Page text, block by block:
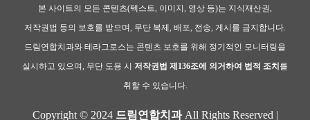
본 사이트의 모든 콘텐츠(텍스트, 이미지, 영상 등)는 지식재산권,
저작권법 등의 보호를 받으며, 무단 복제, 배포, 전송, 게시를 금지합니다.
드림연합치과와 테라그로스는 콘텐츠 보호를 위해 정기적인 모니터링을
실시하고 있으며, 무단 도용 시 저작권법 제136조에 의거하여 법적 조치 를
취할 수 있습니다.
Copyright © 2024 드림연합치과All Rights Reserved |